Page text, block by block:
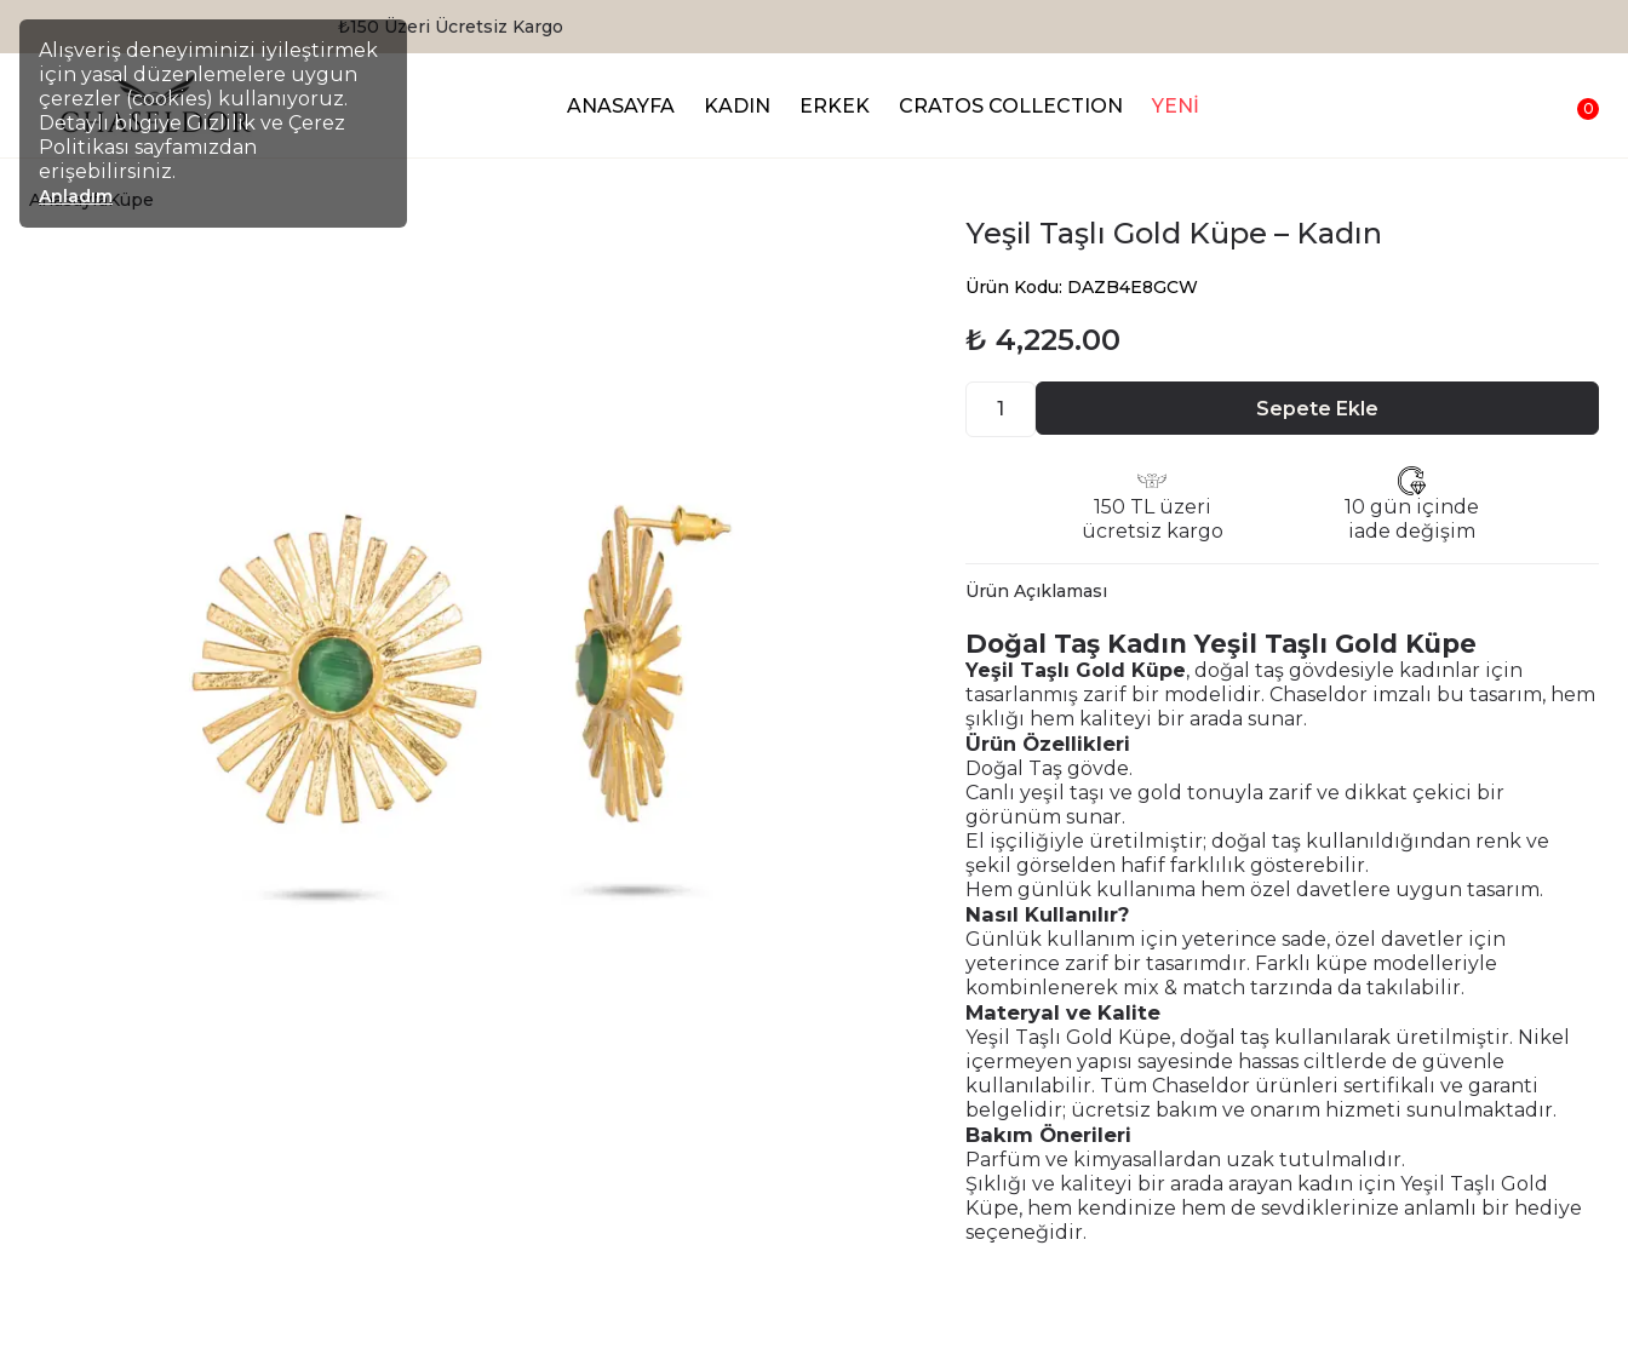
Alışveriş deneyiminizi iyileştirmek
için yasal düzenlemelere uygun
çerezler (cookies) kullanıyoruz.
Detaylı bilgiye Gizlilik ve Çerez
Politikası sayfamızdan
erişebilirsiniz.
Anladım
ANASAYFA KADIN ERKEK CRATOS COLLECTION YENİ 0
AnasayfaKüpe
Yeşil Taşlı Gold Küpe – Kadın
Ürün Kodu: DAZB4E8GCW
₺ 4,225.00
Sepete Ekle
150 TL üzeri
ücretsiz kargo
10 gün içinde
iade değişim
Ürün Açıklaması
Doğal Taş Kadın Yeşil Taşlı Gold Küpe
Yeşil Taşlı Gold Küpe, doğal taş gövdesiyle kadınlar için
tasarlanmış zarif bir modelidir. Chaseldor imzalı bu tasarım, hem
şıklığı hem kaliteyi bir arada sunar.
Ürün Özellikleri
Doğal Taş gövde.
Canlı yeşil taşı ve gold tonuyla zarif ve dikkat çekici bir
görünüm sunar.
El işçiliğiyle üretilmiştir; doğal taş kullanıldığından renk ve
şekil görselden hafif farklılık gösterebilir.
Hem günlük kullanıma hem özel davetlere uygun tasarım.
Nasıl Kullanılır?
Günlük kullanım için yeterince sade, özel davetler için
yeterince zarif bir tasarımdır. Farklı küpe modelleriyle
kombinlenerek mix & match tarzında da takılabilir.
Materyal ve Kalite
Yeşil Taşlı Gold Küpe, doğal taş kullanılarak üretilmiştir. Nikel
içermeyen yapısı sayesinde hassas ciltlerde de güvenle
kullanılabilir. Tüm Chaseldor ürünleri sertifikalı ve garanti
belgelidir; ücretsiz bakım ve onarım hizmeti sunulmaktadır.
Bakım Önerileri
Parfüm ve kimyasallardan uzak tutulmalıdır.
Şıklığı ve kaliteyi bir arada arayan kadın için Yeşil Taşlı Gold
Küpe, hem kendinize hem de sevdiklerinize anlamlı bir hediye
seçeneğidir.